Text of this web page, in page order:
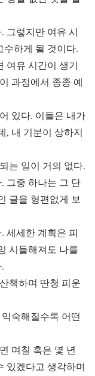
그렇지만 여유 시
수하게 될 것이다.
여유 시간이 생기
과정에서 종종 예
있다. 이들은 내가
, 내 기분이 상하지
는 일이 거의 없다.
그중 하나는 그 단
글을 형편없게 보
세세한 계획은 피
시들해져도 나를
책하며 딴청 피운
숙해질수록 어떤
며칠 혹은 몇 년
있겠다고 생각하며